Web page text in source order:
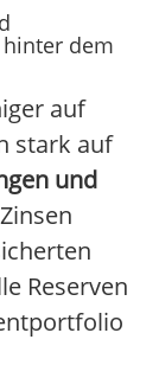
dem
auf
stark auf
und
Reserven